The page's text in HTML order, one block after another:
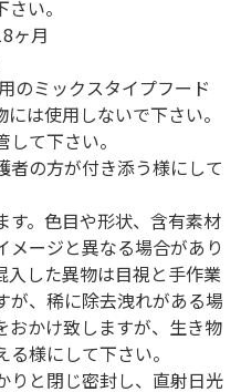
い。
ヶ月
のミックスタイプフード
は使用しないで下さい。
て下さい。
者の方が付き添う様にして
す。色目や形状、含有素材
メージと異なる場合があり
入した異物は目視と手作業
が、稀に除去洩れがある場
おかけ致しますが、生き物
様にして下さい。
りと閉じ密封し、直射日光